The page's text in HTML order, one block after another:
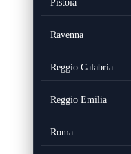
Pistoia
Ravenna
Reggio Calabria
Reggio Emilia
Roma